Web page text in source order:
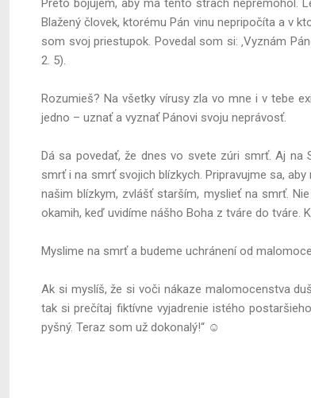
Preto bojujem, aby ma tento strach nepremohol.
Blažený človek, ktorému Pán vinu nepripočíta a v
som svoj priestupok. Povedal som si: ‚Vyznám
2. 5).
Rozumieš? Na všetky vírusy zla vo mne i v tebe
jedno – uznať a vyznať Pánovi svoju neprávosť.
Dá sa povedať, že dnes vo svete zúri smrť. Aj
smrť i na smrť svojich blízkych. Pripravujme sa,
našim blízkym, zvlášť starším, myslieť na smrť.
okamih, keď uvidíme nášho Boha z tváre do tváre.
Myslime na smrť a budeme uchránení od
Ak si myslíš, že si voči nákaze malomocenstva
tak si prečítaj fiktívne vyjadrenie istého
pyšný. Teraz som už dokonalý!“ ☺